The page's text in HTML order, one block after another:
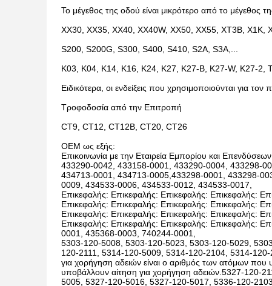
Το μέγεθος της οδού είναι μικρότερο από το μέγεθος
ΧΧ30, ΧΧ35, ΧΧ40, ΧΧ40W, ΧΧ50, ΧΧ55, ΧΤ3Β, Χ1Κ,
S200, S200G, S300, S400, S410, S2A, S3A,...
K03, K04, K14, K16, K24, K27, K27-B, K27-W, K27-2,
Ειδικότερα, οι ενδείξεις που χρησιμοποιούνται για
Τροφοδοσία από την Επιτροπή
CT9, CT12, CT12B, CT20, CT26
OEM ως εξής:
Επικοινωνία με την Εταιρεία Εμπορίου και
433290-0042, 433158-0001, 433290-0004, 433298-
434713-0001, 434713-0005,433298-0001, 433298-
0009, 434533-0006, 434533-0012, 434533-0017,
Επικεφαλής: Επικεφαλής: Επικεφαλής: Επικεφαλής:
Επικεφαλής: Επικεφαλής: Επικεφαλής: Επικεφαλής:
Επικεφαλής: Επικεφαλής: Επικεφαλής: Επικεφαλής:
Επικεφαλής: Επικεφαλής: Επικεφαλής: Επικεφαλής:
0001, 435368-0003, 740244-0001,
5303-120-5008, 5303-120-5023, 5303-120-5029,
120-2111, 5314-120-5009, 5314-120-2104, 5314-
για χορήγηση αδειών είναι ο αριθμός των ατόμων
υποβάλλουν αίτηση για χορήγηση αδειών.5327-
5005, 5327-120-5016, 5327-120-5017, 5336-120-